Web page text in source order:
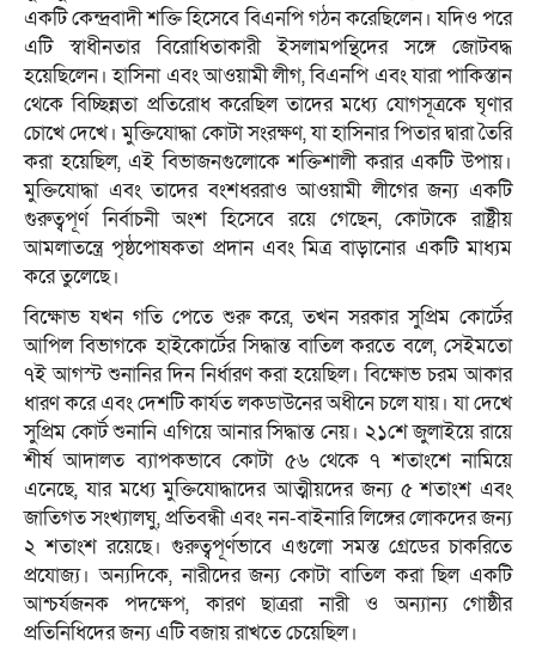
একটি কেন্দ্রবাদী শক্তি হিসেবে বিএনপি গঠন করেছিলেন। যদিও পরে
এটি স্বাধীনতার বিরোধিতাকারী ইসলামপন্থিদের সঙ্গে জোটবদ্ধ
হয়েছিলেন। হাসিনা এবং আওয়ামী লীগ, বিএনপি এবং যারা পাকিস্তান
থেকে বিচ্ছিন্নতা প্রতিরোধ করেছিল তাদের মধ্যে যোগসূত্রকে ঘৃণার
চোখে দেখে। মুক্তিযোদ্ধা কোটা সংরক্ষণ, যা হাসিনার পিতার দ্বারা তৈরি
করা হয়েছিল, এই বিভাজনগুলোকে শক্তিশালী করার একটি উপায়।
মুক্তিযোদ্ধা এবং তাদের বংশধররাও আওয়ামী লীগের জন্য একটি
গুরুত্বপূর্ণ নির্বাচনী অংশ হিসেবে রয়ে গেছেন, কোটাকে রাষ্ট্রীয়
আমলাতন্ত্রে পৃষ্ঠপোষকতা প্রদান এবং মিত্র বাড়ানোর একটি মাধ্যম
করে তুলেছে।
বিক্ষোভ যখন গতি পেতে শুরু করে, তখন সরকার সুপ্রিম কোর্টের
আপিল বিভাগকে হাইকোর্টের সিদ্ধান্ত বাতিল করতে বলে, সেইমতো
৭ই আগস্ট শুনানির দিন নির্ধারণ করা হয়েছিল। বিক্ষোভ চরম আকার
ধারণ করে এবং দেশটি কার্যত লকডাউনের অধীনে চলে যায়। যা দেখে
সুপ্রিম কোর্ট শুনানি এগিয়ে আনার সিদ্ধান্ত নেয়। ২১শে জুলাইয়ে রায়ে
শীর্ষ আদালত ব্যাপকভাবে কোটা ৫৬ থেকে ৭ শতাংশে নামিয়ে
এনেছে, যার মধ্যে মুক্তিযোদ্ধাদের আত্মীয়দের জন্য ৫ শতাংশ এবং
জাতিগত সংখ্যালঘু, প্রতিবন্ধী এবং নন-বাইনারি লিঙ্গের লোকদের জন্য
২ শতাংশ রয়েছে। গুরুত্বপূর্ণভাবে এগুলো সমস্ত গ্রেডের চাকরিতে
প্রযোজ্য। অন্যদিকে, নারীদের জন্য কোটা বাতিল করা ছিল একটি
আশ্চর্যজনক পদক্ষেপ, কারণ ছাত্ররা নারী ও অন্যান্য গোষ্ঠীর
প্রতিনিধিদের জন্য এটি বজায় রাখতে চেয়েছিল।